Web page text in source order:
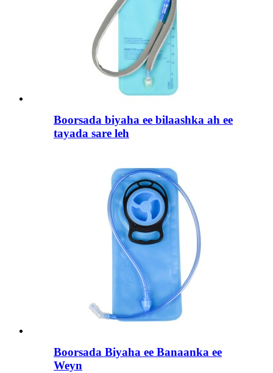
Boorsada biyaha ee bilaashka ah ee
tayada sare leh
Boorsada Biyaha ee Banaanka ee
Weyn